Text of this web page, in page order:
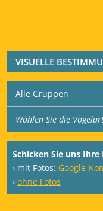
VISUELLE
Schicken Sie uns
› mit Fotos: Google-
› ohne Fotos